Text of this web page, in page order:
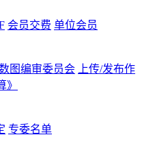
会员交费 单位会员
图编审委员会
上传/发布作
》
专委名单